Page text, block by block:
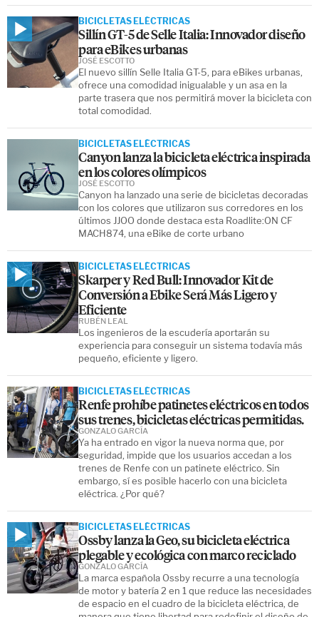
BICICLETAS ELÉCTRICAS
Sillín GT-5 de Selle Italia: Innovador diseño
para eBikes urbanas
El nuevo sillín Selle Italia GT-5, para eBikes urbanas,
ofrece una comodidad inigualable y un asa en la
parte trasera que nos permitirá mover la bicicleta con
total comodidad.
JOSÉ ESCOTTO
BICICLETAS ELÉCTRICAS
Canyon lanza la bicicleta eléctrica inspirada
en los colores olímpicos
Canyon ha lanzado una serie de bicicletas decoradas
con los colores que utilizaron sus corredores en los
últimos JJOO donde destaca esta Roadlite:ON CF
MACH874, una eBike de corte urbano
JOSÉ ESCOTTO
BICICLETAS ELÉCTRICAS
Skarper y Red Bull: Innovador Kit de
Conversión a Ebike Será Más Ligero y
Eficiente
Los ingenieros de la escudería aportarán su
experiencia para conseguir un sistema todavía más
pequeño, eficiente y ligero.
RUBÉN LEAL
BICICLETAS ELÉCTRICAS
Renfe prohíbe patinetes eléctricos en todos
sus trenes, bicicletas eléctricas permitidas.
Ya ha entrado en vigor la nueva norma que, por
seguridad, impide que los usuarios accedan a los
trenes de Renfe con un patinete eléctrico. Sin
embargo, sí es posible hacerlo con una bicicleta
eléctrica. ¿Por qué?
GONZALO GARCÍA
BICICLETAS ELÉCTRICAS
Ossby lanza la Geo, su bicicleta eléctrica
plegable y ecológica con marco reciclado
La marca española Ossby recurre a una tecnología
de motor y batería 2 en 1 que reduce las necesidades
de espacio en el cuadro de la bicicleta eléctrica, de
GONZALO GARCÍA